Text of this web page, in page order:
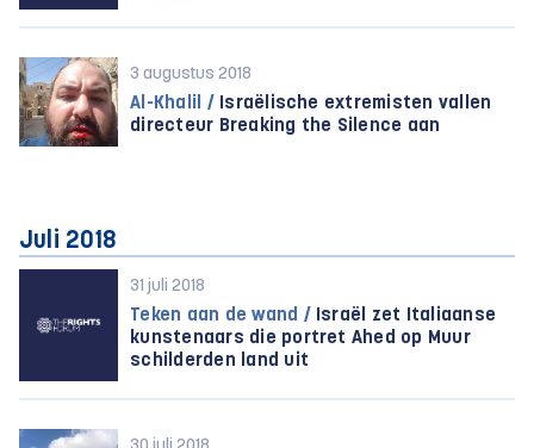
3 augustus 2018
Al-Khalil / Israëlische extremisten vallen
directeur Breaking the Silence aan
Juli 2018
31 juli 2018
Teken aan de wand / Israël zet Italiaanse
kunstenaars die portret Ahed op Muur
schilderden land uit